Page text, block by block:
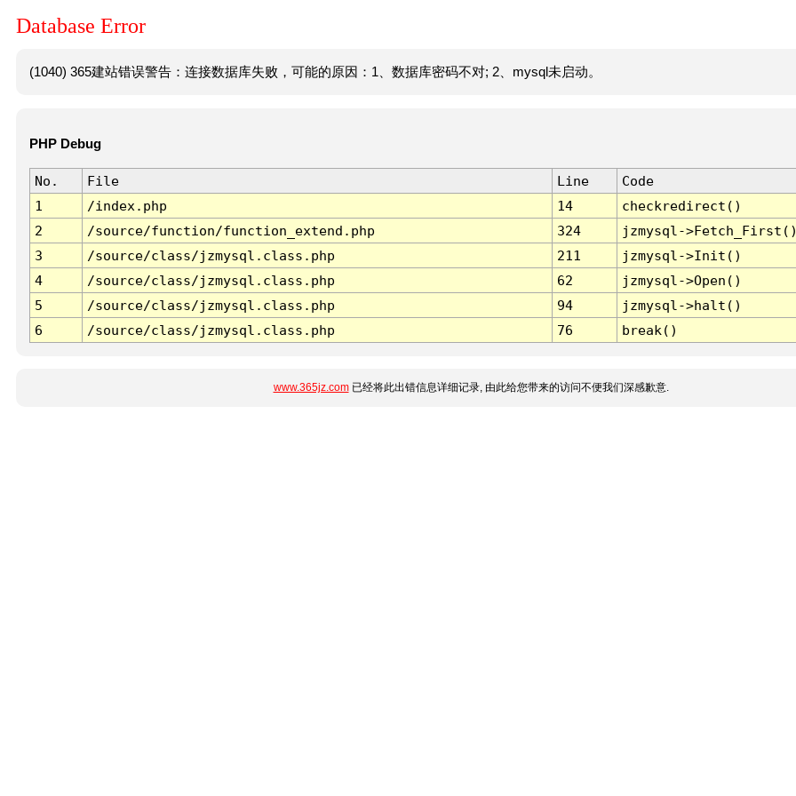
Database Error
(1040) 365建站错误警告：连接数据库失败，可能的原因：1、数据库密码不对; 2、mysql未启动。
PHP Debug
No. File Line
Code
1
/index.php 14
checkredirect()
2
/source/function/function_extend.php 324
jzmysql-
3
/source/class/jzmysql.class.php 211
jzmysql->Init()
4
/source/class/jzmysql.class.php 62
jzmysql->Open()
5
/source/class/jzmysql.class.php 94
jzmysql->halt()
6
/source/class/jzmysql.class.php 76 break()
www.365jz.com已经将此出错信息详细记录, 由此给您带来的访问不便我们深感歉意.